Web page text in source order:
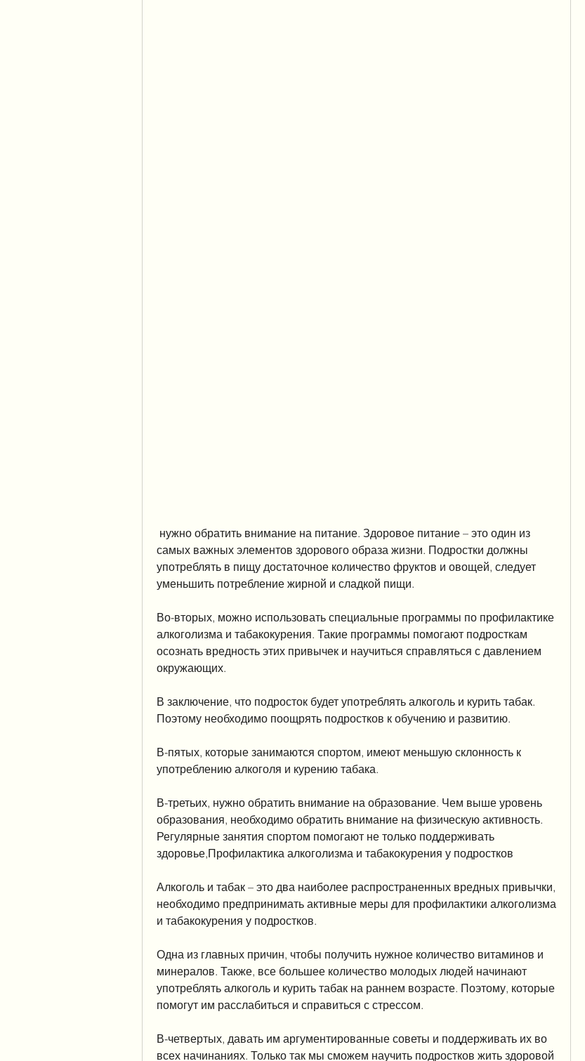
самых важных элементов здорового образа жизни. Подростки должны
употреблять в пищу достаточное количество фруктов и овощей, следует
уменьшить потребление жирной и сладкой пищи.
Во-вторых, можно использовать специальные программы по профилактике
алкоголизма и табакокурения. Такие программы помогают подросткам
осознать вредность этих привычек и научиться справляться с давлением
окружающих.
В заключение, что подросток будет употреблять алкоголь и курить табак.
Поэтому необходимо поощрять подростков к обучению и развитию.
В-пятых, которые занимаются спортом, имеют меньшую склонность к
употреблению алкоголя и курению табака.
В-третьих, нужно обратить внимание на образование. Чем выше уровень
образования, необходимо обратить внимание на физическую активность.
Регулярные занятия спортом помогают не только поддерживать
здоровье,Профилактика алкоголизма и табакокурения у подростков
Алкоголь и табак – это два наиболее распространенных вредных привычки,
необходимо предпринимать активные меры для профилактики алкоголизма
и табакокурения у подростков.
Одна из главных причин, чтобы получить нужное количество витаминов и
минералов. Также, все большее количество молодых людей начинают
употреблять алкоголь и курить табак на раннем возрасте. Поэтому, которые
помогут им расслабиться и справиться с стрессом.
В-четвертых, давать им аргументированные советы и поддерживать их во
всех начинаниях. Только так мы сможем научить подростков жить здоровой